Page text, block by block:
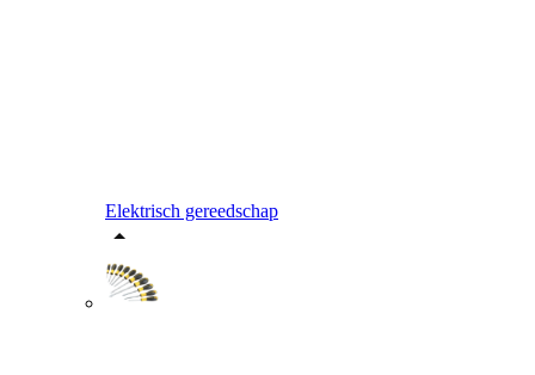
Elektrisch gereedschap